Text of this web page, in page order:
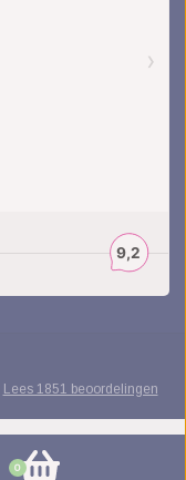
0
Lees 1851 beoordelingen
Frontlabel